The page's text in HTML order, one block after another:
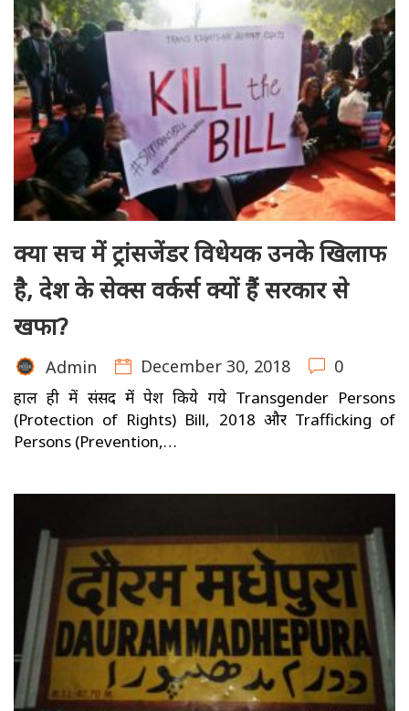
क्या सच में ट्रांसजेंडर विधेयक उनके खिलाफ
है, देश के सेक्स वर्कर्स क्यों हैं सरकार से
खफा?
Admin December 30, 2018 0
हाल ही में संसद में पेश किये गये Transgender Persons
(Protection of Rights) Bill, 2018 और Trafficking of
Persons (Prevention,…